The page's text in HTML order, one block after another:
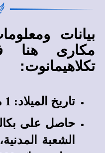
بيانات
مكارى هنا
تكلاهيمانوت:
تاريخ الميلاد: 1 مايو 1967 م.
حاصل على
الشعبة